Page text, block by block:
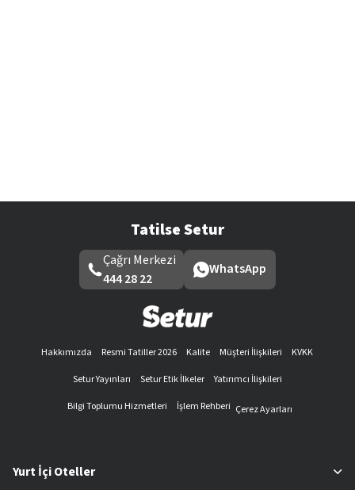
Tatilse Setur
Çağrı Merkezi
444 28 22
WhatsApp
Hakkımızda Resmi Tatiller 2026 Kalite Müşteri İlişkileri
KVKK
Setur Yayınları
Setur Etik İlkeler
Yatırımcı İlişkileri
Bilgi Toplumu Hizmetleri
İşlem Rehberi Çerez Ayarları
Yurt İçi Oteller